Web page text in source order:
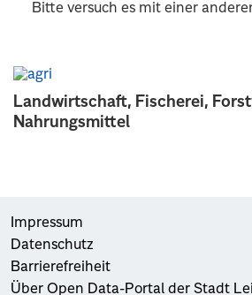
Landwirtschaft, Fischerei,
Nahrungsmittel
Bitte versuch es mit einer
Impressum
Datenschutz
Barrierefreiheit
Über Open Data-Portal der Stadt